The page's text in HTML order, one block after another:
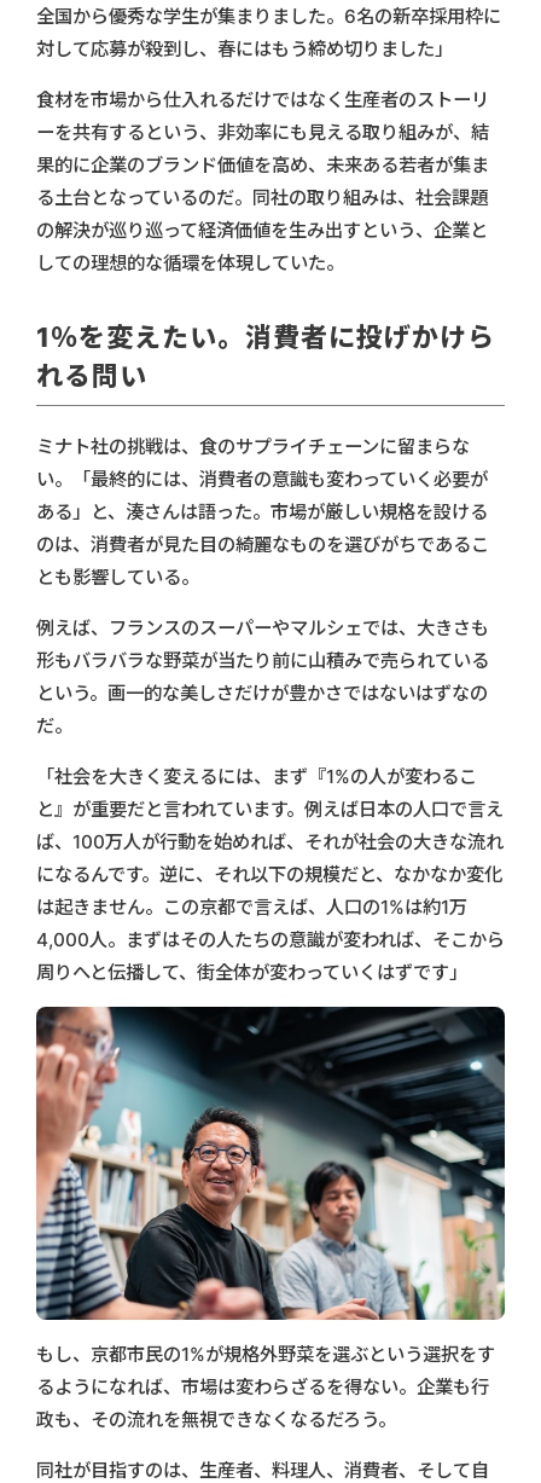
全国から優秀な学生が集まりました。6名の新卒採用枠に
対して応募が殺到し、春にはもう締め切りました」
食材を市場から仕入れるだけではなく生産者のストーリ
ーを共有するという、非効率にも見える取り組みが、結
果的に企業のブランド価値を高め、未来ある若者が集ま
る土台となっているのだ。同社の取り組みは、社会課題
の解決が巡り巡って経済価値を生み出すという、企業と
しての理想的な循環を体現していた。
1％を変えたい。消費者に投げかけら
れる問い
ミナト社の挑戦は、食のサプライチェーンに留まらな
い。「最終的には、消費者の意識も変わっていく必要が
ある」と、湊さんは語った。市場が厳しい規格を設ける
のは、消費者が見た目の綺麗なものを選びがちであるこ
とも影響している。
例えば、フランスのスーパーやマルシェでは、大きさも
形もバラバラな野菜が当たり前に山積みで売られている
という。画一的な美しさだけが豊かさではないはずなの
だ。
「社会を大きく変えるには、まず『1%の人が変わるこ
と』が重要だと言われています。例えば日本の人口で言え
ば、100万人が行動を始めれば、それが社会の大きな流れ
になるんです。逆に、それ以下の規模だと、なかなか変化
は起きません。この京都で言えば、人口の1%は約1万
4,000人。まずはその人たちの意識が変われば、そこから
周りへと伝播して、街全体が変わっていくはずです」
もし、京都市民の1%が規格外野菜を選ぶという選択をす
るようになれば、市場は変わらざるを得ない。企業も行
政も、その流れを無視できなくなるだろう。
同社が目指すのは、生産者、料理人、消費者、そして自